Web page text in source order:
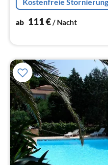
Terrasse,
ab 111€/ Nacht